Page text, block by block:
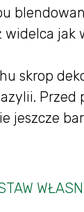
skrop
Przed
jeszcze